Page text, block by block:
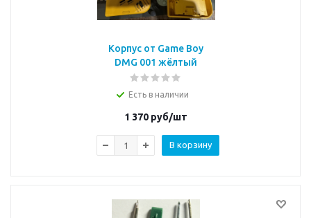
Корпус от Game Boy
DMG 001 жёлтый
Есть в наличии
1 370 руб/шт
В корзину